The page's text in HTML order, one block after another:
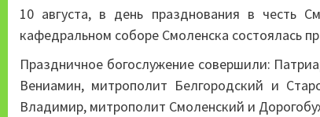
10 августа, в день празднования в честь
кафедральном соборе Смоленска состоялась
Праздничное богослужение совершили:
Вениамин, митрополит Белгородский и
Владимир, митрополит Смоленский и